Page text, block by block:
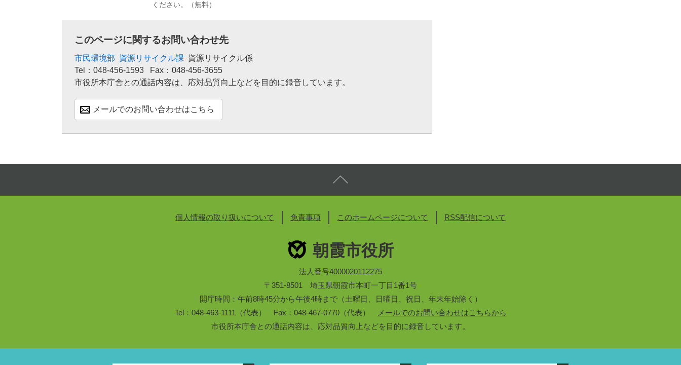
ください。（無料）
このページに関するお問い合わせ先
市民環境部 資源リサイクル課 資源リサイクル係
Tel：048-456-1593
Fax：048-456-3655
市役所本庁舎との通話内容は、応対品質向上などを目的に録音しています。
メールでのお問い合わせはこちら
個人情報の取り扱いについて 免責事項 このホームページについて RSS配信について
朝霞市役所
法人番号4000020112275
〒351-8501 埼玉県朝霞市本町一丁目1番1号
開庁時間：午前8時45分から午後4時まで（土曜日、日曜日、祝日、年末年始除く）
Tel：048-463-1111（代表） Fax：048-467-0770（代表）
メールでのお問い合わせはこちらから
市役所本庁舎との通話内容は、応対品質向上などを目的に録音しています。